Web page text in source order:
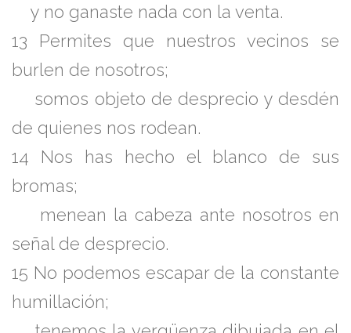
y no ganaste nada con la venta.
13 Permites que nuestros vecinos se
burlen de nosotros;
somos objeto de desprecio y desdén
de quienes nos rodean.
14 Nos has hecho el blanco de sus
bromas;
menean la cabeza ante nosotros en
señal de desprecio.
15 No podemos escapar de la constante
humillación;